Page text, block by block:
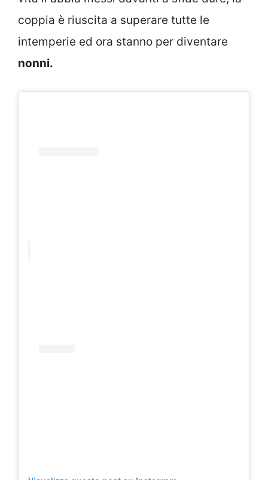
coppia è riuscita a superare tutte le
intemperie ed ora stanno per diventare
nonni.